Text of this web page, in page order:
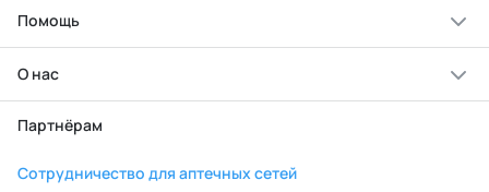
Помощь
О нас
Партнёрам
Сотрудничество для аптечных сетей